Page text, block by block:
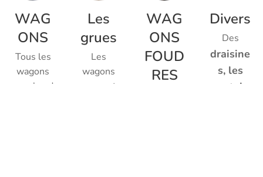
WAG
ONS
Tous les
wagons
marchand
Les
grues
Les
wagons
grues et
WAG
ONS
FOUD
RES
Divers
Des
draisine
s, les
contain